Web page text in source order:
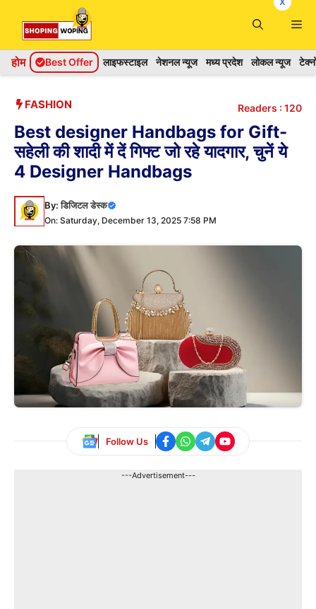
content
होम Best Offer लाइफस्टाइल नेशनल न्यूज मध्य प्रदेश लोकल न्यूज
FASHION Readers : 120
Best designer Handbags for Gift-
सहेली की शादी में दें गिफ्ट जो रहे यादगार, चुनें ये
4 Designer Handbags
By:डिजिटल डेस्क
On: Saturday, December 13, 2025 7:58 PM
Follow Us
---Advertisement---